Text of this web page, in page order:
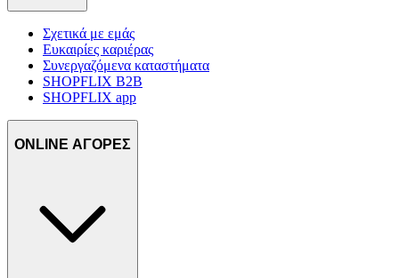
Σχετικά με εμάς
Ευκαιρίες καριέρας
Συνεργαζόμενα καταστήματα
SHOPFLIX B2B
SHOPFLIX app
ONLINE ΑΓΟΡΕΣ